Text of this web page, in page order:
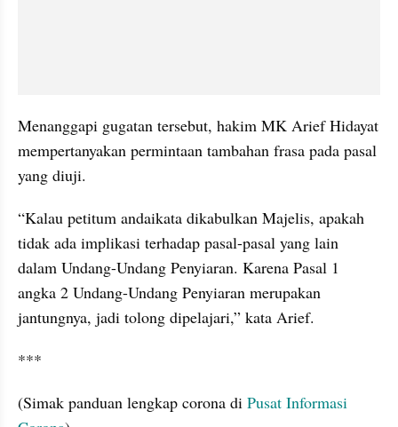
Menanggapi gugatan tersebut, hakim MK Arief Hidayat
mempertanyakan permintaan tambahan frasa pada pasal
yang diuji.
“Kalau petitum andaikata dikabulkan Majelis, apakah
tidak ada implikasi terhadap pasal-pasal yang lain
dalam Undang-Undang Penyiaran. Karena Pasal 1
angka 2 Undang-Undang Penyiaran merupakan
jantungnya, jadi tolong dipelajari,” kata Arief.
***
(Simak panduan lengkap corona di Pusat Informasi